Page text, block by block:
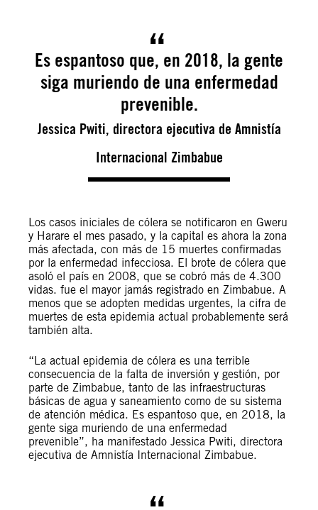
Es espantoso que, en 2018, la gente
siga muriendo de una enfermedad
prevenible.
Jessica Pwiti, directora ejecutiva de Amnistía
Internacional Zimbabue
Los casos iniciales de cólera se notificaron en Gweru
y Harare el mes pasado, y la capital es ahora la zona
más afectada, con más de 15 muertes confirmadas
por la enfermedad infecciosa. El brote de cólera que
asoló el país en 2008, que se cobró más de 4.300
vidas. fue el mayor jamás registrado en Zimbabue. A
menos que se adopten medidas urgentes, la cifra de
muertes de esta epidemia actual probablemente será
también alta.
“La actual epidemia de cólera es una terrible
consecuencia de la falta de inversión y gestión, por
parte de Zimbabue, tanto de las infraestructuras
básicas de agua y saneamiento como de su sistema
de atención médica. Es espantoso que, en 2018, la
gente siga muriendo de una enfermedad
prevenible”, ha manifestado Jessica Pwiti, directora
ejecutiva de Amnistía Internacional Zimbabue.